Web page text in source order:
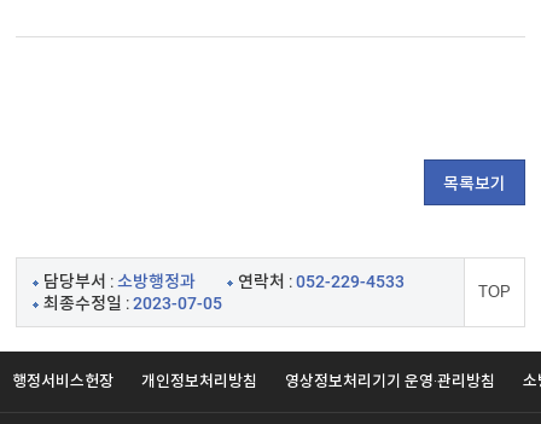
목록보기
담당부서 :소방행정과 연락처 :052-229-4533
최종수정일 :2023-07-05
TOP
행정서비스헌장 개인정보처리방침 영상정보처리기기 운영·관리방침 소